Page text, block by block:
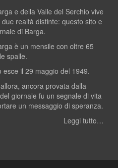
e della Valle del Serchio vive
realtà distinte: questo sito e
di Barga.
è un mensile con oltre 65
spalle.
esce il 29 maggio del 1949.
ancora provata dalla
giornale fu un segnale di vita
un messaggio di speranza.
Leggi tutto…